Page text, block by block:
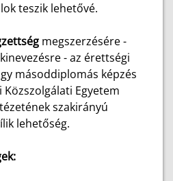
teszik lehetővé.
megszerzésére -
- az érettségi
másoddiplomás képzés
Egyetem
szakirányú
lehetőség.